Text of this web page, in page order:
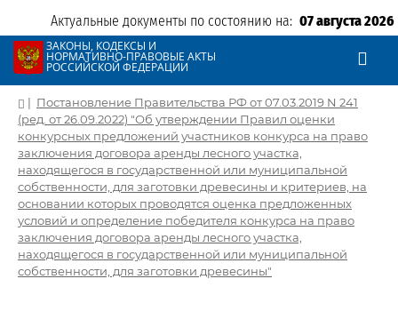
Актуальные документы по состоянию на: 07 августа 2026
ЗАКОНЫ, КОДЕКСЫ И
НОРМАТИВНО-ПРАВОВЫЕ АКТЫ
РОССИЙСКОЙ ФЕДЕРАЦИИ
| Постановление Правительства РФ от 07.03.2019 N 241
(ред. от 26.09.2022) "Об утверждении Правил оценки
конкурсных предложений участников конкурса на право
заключения договора аренды лесного участка,
находящегося в государственной или муниципальной
собственности, для заготовки древесины и критериев, на
основании которых проводятся оценка предложенных
условий и определение победителя конкурса на право
заключения договора аренды лесного участка,
находящегося в государственной или муниципальной
собственности, для заготовки древесины"